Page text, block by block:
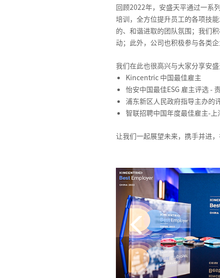
回顾2022年，安盛天平通过一系
培训，全方位提升员工的各项技
的、和谐进取的团队氛围；我们
动；此外，公司也积极参与各类
我们在此也很高兴与大家分享安
Kincentric 中国最佳雇主
怡安中国最佳ESG 雇主评选 -
浦东新区人民政府指导主办
智联招聘中国年度最佳雇主-上
让我们一起展望未来，携手并进